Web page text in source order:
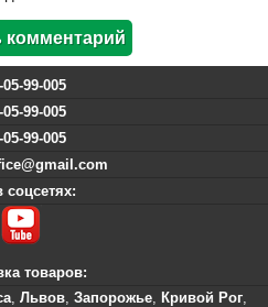
05-99-005
05-99-005
05-99-005
товаров:
, Львов, Запорожье, Кривой Рог,